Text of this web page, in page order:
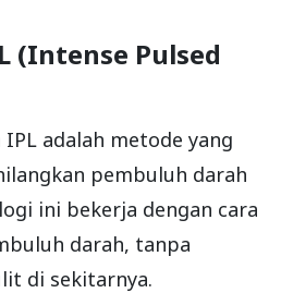
(Intense Pulsed
adalah metode yang
pembuluh darah
ini bekerja dengan cara
darah, tanpa
di sekitarnya.